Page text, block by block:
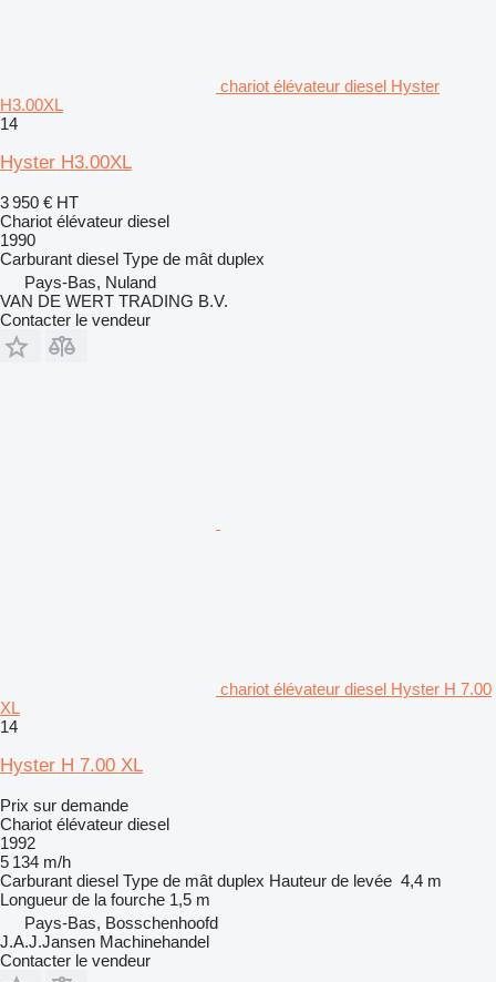
chariot élévateur diesel Hyster
H3.00XL
14
Hyster H3.00XL
3 950 € HT
Chariot élévateur diesel
1990
Carburant diesel Type de mât duplex
Pays-Bas, Nuland
VAN DE WERT TRADING B.V.
Contacter le vendeur
chariot élévateur diesel Hyster H 7.00
XL
14
Hyster H 7.00 XL
Prix sur demande
Chariot élévateur diesel
1992
5 134 m/h
Carburant diesel Type de mât duplex Hauteur de levée 4,4 m
Longueur de la fourche 1,5 m
Pays-Bas, Bosschenhoofd
J.A.J.Jansen Machinehandel
Contacter le vendeur